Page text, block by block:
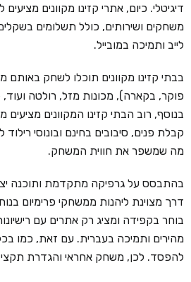
דיגיטלי. כיום, אתרי קזינו מקוונים
משחקים ושירותים, כולל תשלומים
לייב ותמיכה במובייל.
בבתי קזינו מקוונים תוכלו לשחק
פוקר, בקארה), מכונות מזל, רולטה ועוד,
בנוסף, רוב הבתי קזינו המקוונים מציעים
קבלת פנים, סיבובים בחינם ובונוסי
מה שמשפר את חווית המשחק.
בהתבסס על גרפיקה מתקדמת ותוכנה
בוחר בקפידה ומציג רק אתרים עם
מהירים ותמיכה בעברית. עם זאת, כמו בכל
להפסד. לכן, משחק אחראי והגדרת